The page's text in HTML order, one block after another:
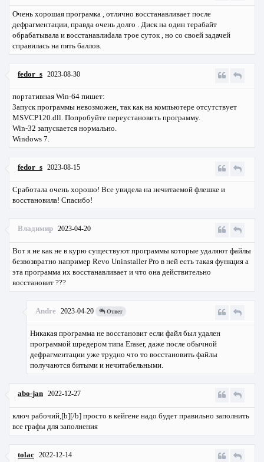
Очень хорошая програмка , отлично восстанавливает после
дефрагментации, правда очень долго . Диск на один терабайт
обрабатывала и восстанавлиdала трое суток , но со своей задачей
справилась на пять баллов.
fedor_s 2023-08-30
портативная Win-64 пишет:
Запуск программы невозможен, так как на компьютере отсутствует
MSVCP120.dll. Попробуйте переустановить программу.
Win-32 запускается нормально.
Windows 7.
fedor_s 2023-08-15
Сработала очень хорошо! Все увидела на нечитаемой флешке и
восстановила! Спасибо!
Владимир 2023-04-20
Вот я не как не в курю существуют программы которые удаляют файлы
безвозвратно например Revo Uninstaller Pro в ней есть такая функция а
эта программа их восстанавливает и что она действительно
восстановит ???
Andre 2023-04-20 Ответ
Никакая программа не восстановит если файл был удален
программой шредером типа Eraser, даже после обычной
дефрагментации уже трудно что то восстановить файлы
получаются битыми и нечитабельными.
abo-jan 2022-12-27
ключ рабочий,[b][/b] просто в кейгене надо будет правильно заполнить
все графы для заполнения
tolac 2022-12-14